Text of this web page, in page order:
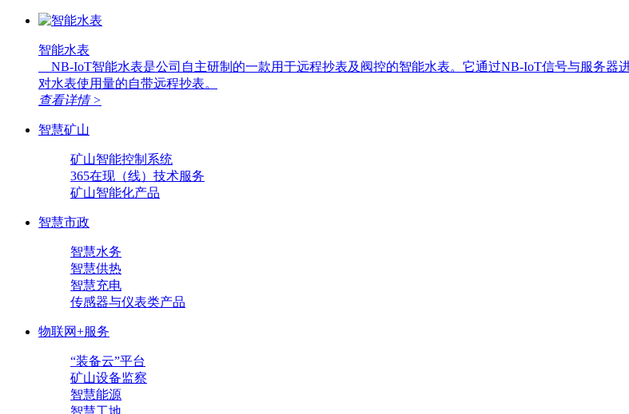
智能水表
NB-IoT智能水表是公司自主研制的一款用于远程抄表及阀控的智能水表。它通过NB-IoT信号与服务器
对水表使用量的自带远程抄表。
查看详情 >
智慧矿山
矿山智能控制系统
365在现（线）技术服务
矿山智能化产品
智慧市政
智慧水务
智慧供热
智慧充电
传感器与仪表类产品
物联网+服务
“装备云”平台
矿山设备监察
智慧能源
智慧工地